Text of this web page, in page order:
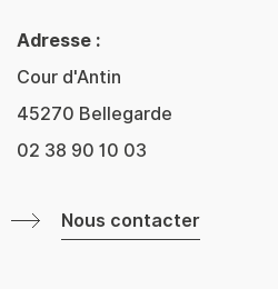
Adresse :
Cour d'Antin
45270 Bellegarde
02 38 90 10 03
Nous contacter